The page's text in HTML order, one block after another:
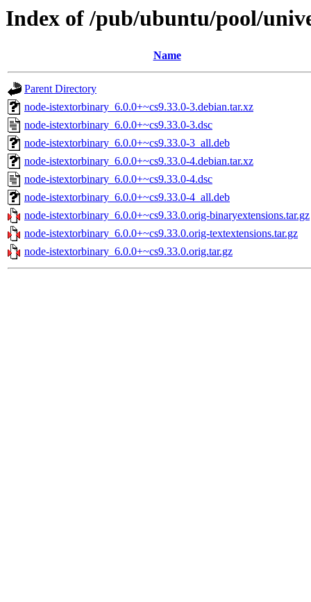
Index of /pub/ubuntu/pool/
Name
Parent Directory
node-istextorbinary_6.0.0+~cs9.33.0-3.debian.tar.xz
node-istextorbinary_6.0.0+~cs9.33.0-3.dsc
node-istextorbinary_6.0.0+~cs9.33.0-3_all.deb
node-istextorbinary_6.0.0+~cs9.33.0-4.debian.tar.xz
node-istextorbinary_6.0.0+~cs9.33.0-4.dsc
node-istextorbinary_6.0.0+~cs9.33.0-4_all.deb
node-istextorbinary_6.0.0+~cs9.33.0.orig-binaryextensions.tar.gz
node-istextorbinary_6.0.0+~cs9.33.0.orig-textextensions.tar.gz
node-istextorbinary_6.0.0+~cs9.33.0.orig.tar.gz